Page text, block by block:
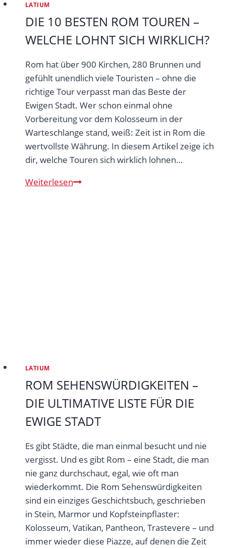
LATIUM
DIE 10 BESTEN ROM TOUREN –
WELCHE LOHNT SICH WIRKLICH?
Rom hat über 900 Kirchen, 280 Brunnen und
gefühlt unendlich viele Touristen – ohne die
richtige Tour verpasst man das Beste der
Ewigen Stadt. Wer schon einmal ohne
Vorbereitung vor dem Kolosseum in der
Warteschlange stand, weiß: Zeit ist in Rom die
wertvollste Währung. In diesem Artikel zeige ich
dir, welche Touren sich wirklich lohnen…
WeiterlesenDie
LATIUM
ROM SEHENSWÜRDIGKEITEN –
DIE ULTIMATIVE LISTE FÜR DIE
EWIGE STADT
Es gibt Städte, die man einmal besucht und nie
vergisst. Und es gibt Rom – eine Stadt, die man
nie ganz durchschaut, egal, wie oft man
wiederkommt. Die Rom Sehenswürdigkeiten
sind ein einziges Geschichtsbuch, geschrieben
in Stein, Marmor und Kopfsteinpflaster:
Kolosseum, Vatikan, Pantheon, Trastevere – und
immer wieder diese Piazze, auf denen die Zeit